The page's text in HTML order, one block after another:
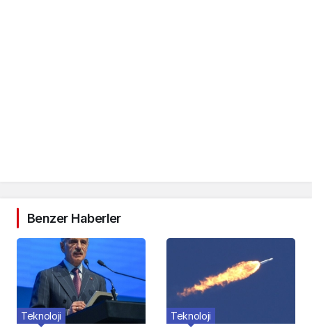
Benzer Haberler
Teknoloji Teknoloji